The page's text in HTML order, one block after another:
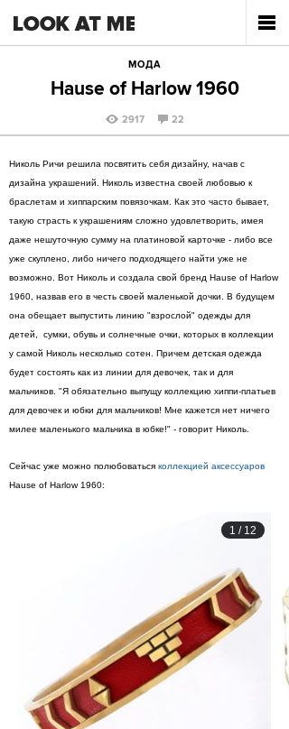
МОДА
Hause of Harlow 1960
2917 22
Николь Ричи решила посвятить себя дизайну, начав с
дизайна украшений. Николь известна своей любовью к
браслетам и хиппарским повязочкам. Как это часто бывает,
такую страсть к украшениям сложно удовлетворить, имея
даже нешуточную сумму на платиновой карточке - либо все
уже скуплено, либо ничего подходящего найти уже не
возможно. Вот Николь и создала свой бренд Hause of Harlow
1960, назвав его в честь своей маленькой дочки. В будущем
она обещает выпустить линию "взрослой" одежды для
детей, сумки, обувь и солнечные очки, которых в коллекции
у самой Николь несколько сотен. Причем детская одежда
будет состоять как из линии для девочек, так и для
мальчиков. "Я обязательно выпущу коллекцию хиппи-платьев
для девочек и юбки для мальчиков! Мне кажется нет ничего
милее маленького мальчика в юбке!" - говорит Николь.
Сейчас уже можно полюбоваться коллекцией аксессуаров
Hause of Harlow 1960:
1 / 12